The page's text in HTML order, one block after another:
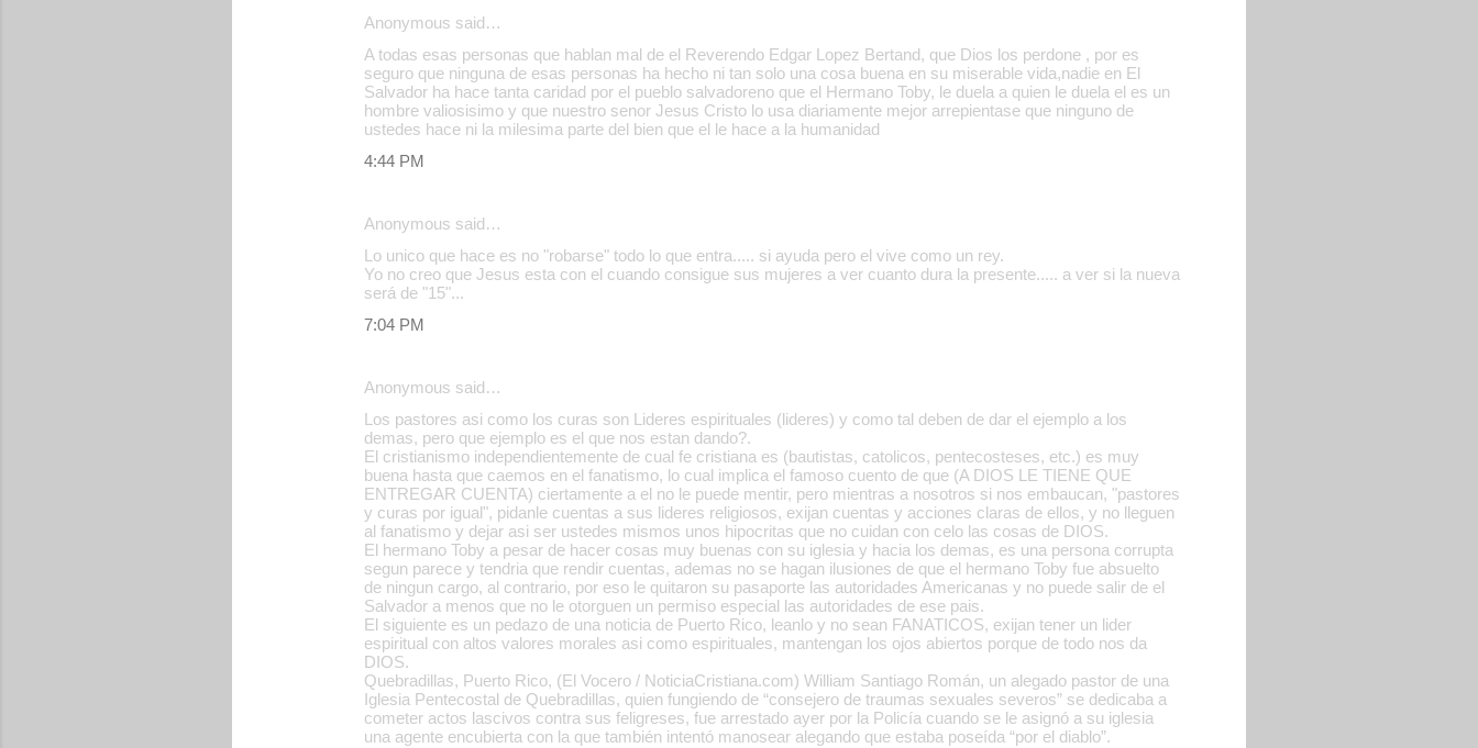
Anonymous said…
A todas esas personas que hablan mal de el Reverendo Edgar Lopez Bertand, que Dios los perdone , por es
seguro que ninguna de esas personas ha hecho ni tan solo una cosa buena en su miserable vida,nadie en El
Salvador ha hace tanta caridad por el pueblo salvadoreno que el Hermano Toby, le duela a quien le duela el es un
hombre valiosisimo y que nuestro senor Jesus Cristo lo usa diariamente mejor arrepientase que ninguno de
ustedes hace ni la milesima parte del bien que el le hace a la humanidad
4:44 PM
Anonymous said…
Lo unico que hace es no "robarse" todo lo que entra..... si ayuda pero el vive como un rey.
Yo no creo que Jesus esta con el cuando consigue sus mujeres a ver cuanto dura la presente..... a ver si la nueva
será de "15"...
7:04 PM
Anonymous said…
Los pastores asi como los curas son Lideres espirituales (lideres) y como tal deben de dar el ejemplo a los
demas, pero que ejemplo es el que nos estan dando?.
El cristianismo independientemente de cual fe cristiana es (bautistas, catolicos, pentecosteses, etc.) es muy
buena hasta que caemos en el fanatismo, lo cual implica el famoso cuento de que (A DIOS LE TIENE QUE
ENTREGAR CUENTA) ciertamente a el no le puede mentir, pero mientras a nosotros si nos embaucan, "pastores
y curas por igual", pidanle cuentas a sus lideres religiosos, exijan cuentas y acciones claras de ellos, y no lleguen
al fanatismo y dejar asi ser ustedes mismos unos hipocritas que no cuidan con celo las cosas de DIOS.
El hermano Toby a pesar de hacer cosas muy buenas con su iglesia y hacia los demas, es una persona corrupta
segun parece y tendria que rendir cuentas, ademas no se hagan ilusiones de que el hermano Toby fue absuelto
de ningun cargo, al contrario, por eso le quitaron su pasaporte las autoridades Americanas y no puede salir de el
Salvador a menos que no le otorguen un permiso especial las autoridades de ese pais.
El siguiente es un pedazo de una noticia de Puerto Rico, leanlo y no sean FANATICOS, exijan tener un lider
espiritual con altos valores morales asi como espirituales, mantengan los ojos abiertos porque de todo nos da
DIOS.
Quebradillas, Puerto Rico, (El Vocero / NoticiaCristiana.com) William Santiago Román, un alegado pastor de una
Iglesia Pentecostal de Quebradillas, quien fungiendo de “consejero de traumas sexuales severos” se dedicaba a
cometer actos lascivos contra sus feligreses, fue arrestado ayer por la Policía cuando se le asignó a su iglesia
una agente encubierta con la que también intentó manosear alegando que estaba poseída “por el diablo”.